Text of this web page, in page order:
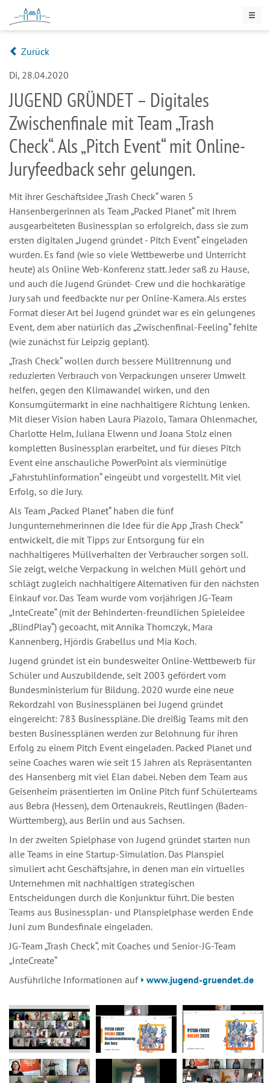
Zurück
Di, 28.04.2020
JUGEND GRÜNDET – Digitales
Zwischenfinale mit Team „Trash
Check“. Als „Pitch Event“ mit Online-
Juryfeedback sehr gelungen.
Mit ihrer Geschäftsidee „Trash Check“ waren 5
Hansenbergerinnen als Team „Packed Planet“ mit Ihrem
ausgearbeiteten Businessplan so erfolgreich, dass sie zum
ersten digitalen „Jugend gründet - Pitch Event“ eingeladen
wurden. Es fand (wie so viele Wettbewerbe und Unterricht
heute) als Online Web-Konferenz statt. Jeder saß zu Hause,
und auch die Jugend Gründet- Crew und die hochkarätige
Jury sah und feedbackte nur per Online-Kamera. Als erstes
Format dieser Art bei Jugend gründet war es ein gelungenes
Event, dem aber natürlich das „Zwischenfinal-Feeling“ fehlte
(wie zunächst für Leipzig geplant).
„Trash Check“ wollen durch bessere Mülltrennung und
reduzierten Verbrauch von Verpackungen unserer Umwelt
helfen, gegen den Klimawandel wirken, und den
Konsumgütermarkt in eine nachhaltigere Richtung lenken.
Mit dieser Vision haben Laura Piazolo, Tamara Ohlenmacher,
Charlotte Helm, Juliana Elwenn und Joana Stolz einen
kompletten Businessplan erarbeitet, und für dieses Pitch
Event eine anschauliche PowerPoint als vierminütige
„Fahrstuhlinformation“ eingeübt und vorgestellt. Mit viel
Erfolg, so die Jury.
Als Team „Packed Planet“ haben die fünf
Jungunternehmerinnen die Idee für die App „Trash Check“
entwickelt, die mit Tipps zur Entsorgung für ein
nachhaltigeres Müllverhalten der Verbraucher sorgen soll.
Sie zeigt, welche Verpackung in welchen Müll gehört und
schlägt zugleich nachhaltigere Alternativen für den nächsten
Einkauf vor. Das Team wurde vom vorjährigen JG-Team
„InteCreate“ (mit der Behinderten-freundlichen Spieleidee
„BlindPlay“) gecoacht, mit Annika Thomczyk, Mara
Kannenberg, Hjördis Grabellus und Mia Koch.
Jugend gründet ist ein bundesweiter Online-Wettbewerb für
Schüler und Auszubildende, seit 2003 gefördert vom
Bundesministerium für Bildung. 2020 wurde eine neue
Rekordzahl von Businessplänen bei Jugend gründet
eingereicht: 783 Businesspläne. Die dreißig Teams mit den
besten Businessplänen werden zur Belohnung für ihren
Erfolg zu einem Pitch Event eingeladen. Packed Planet und
seine Coaches waren wie seit 15 Jahren als Repräsentanten
des Hansenberg mit viel Elan dabei. Neben dem Team aus
Geisenheim präsentierten im Online Pitch fünf Schülerteams
aus Bebra (Hessen), dem Ortenaukreis, Reutlingen (Baden-
Württemberg), aus Berlin und aus Sachsen.
In der zweiten Spielphase von Jugend gründet starten nun
alle Teams in eine Startup-Simulation. Das Planspiel
simuliert acht Geschäftsjahre, in denen man ein virtuelles
Unternehmen mit nachhaltigen strategischen
Entscheidungen durch die Konjunktur führt. Die besten
Teams aus Businessplan- und Planspielphase werden Ende
Juni zum Bundesfinale eingeladen.
JG-Team „Trash Check“, mit Coaches und Senior-JG-Team
„InteCreate“
Ausführliche Informationen auf
www.jugend-gruendet.de